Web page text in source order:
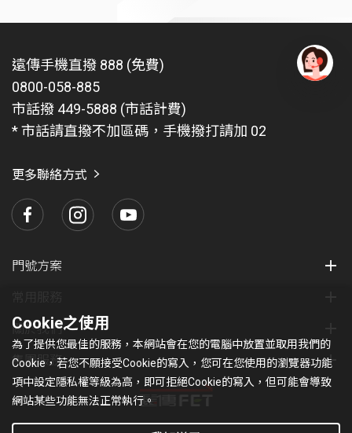
遠傳手機直撥 888 (免費)
0800-058-885
市話撥 449-5888 (市話計費)
* 市話請直撥不加區碼，手機撥打請加 02
更多聯絡方式
門號方案
關於我們
集團服務
Cookie之使用
為了提供您最佳的服務，本網站會在您的電腦中放置並取用我們的
Cookie，若您不願接受Cookie的寫入，您可在您使用的瀏覽器功能
項中設定隱私權等級為高，即可拒絕Cookie的寫入，但可能會導致
網站某些功能無法正常執行。